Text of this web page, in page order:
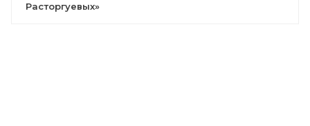
Расторгуевых»